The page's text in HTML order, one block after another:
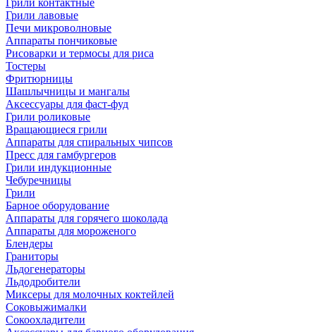
Грили контактные
Грили лавовые
Печи микроволновые
Аппараты пончиковые
Рисоварки и термосы для риса
Тостеры
Фритюрницы
Шашлычницы и мангалы
Аксессуары для фаст-фуд
Грили роликовые
Вращающиеся грили
Аппараты для спиральных чипсов
Пресс для гамбургеров
Грили индукционные
Чебуречницы
Грили
Барное оборудование
Аппараты для горячего шоколада
Аппараты для мороженого
Блендеры
Граниторы
Льдогенераторы
Льдодробители
Миксеры для молочных коктейлей
Соковыжималки
Сокоохладители